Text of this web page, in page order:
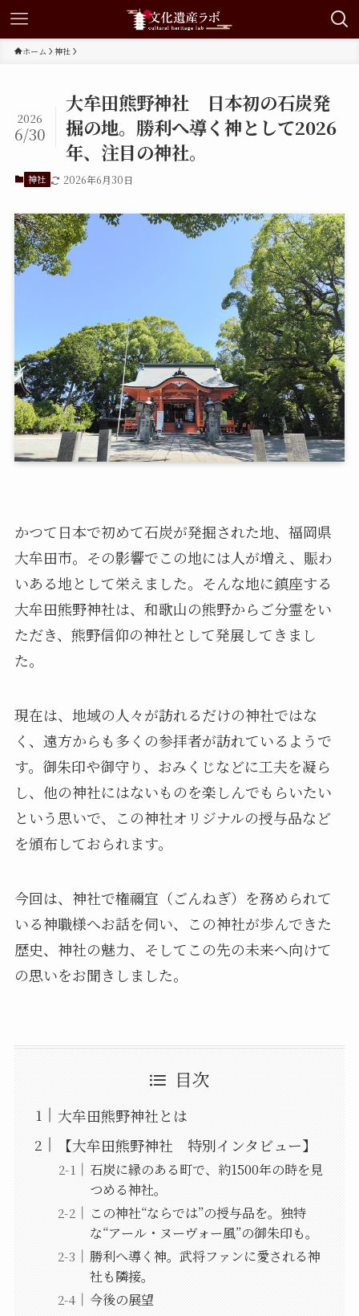
ホーム 神社
大牟田熊野神社 日本初の石炭発
掘の地。勝利へ導く神として2026
年、注目の神社。
2026
6/30
神社 2026年6月30日
かつて日本で初めて石炭が発掘された地、福岡県
大牟田市。その影響でこの地には人が増え、賑わ
いある地として栄えました。そんな地に鎮座する
大牟田熊野神社は、和歌山の熊野からご分霊をい
ただき、熊野信仰の神社として発展してきまし
た。
現在は、地域の人々が訪れるだけの神社ではな
く、遠方からも多くの参拝者が訪れているようで
す。御朱印や御守り、おみくじなどに工夫を凝ら
し、他の神社にはないものを楽しんでもらいたい
という思いで、この神社オリジナルの授与品など
を頒布しておられます。
今回は、神社で権禰宜（ごんねぎ）を務められて
いる神職様へお話を伺い、この神社が歩んできた
歴史、神社の魅力、そしてこの先の未来へ向けて
の思いをお聞きしました。
目次
大牟田熊野神社とは
【大牟田熊野神社 特別インタビュー】
石炭に縁のある町で、約1500年の時を見
つめる神社。
この神社“ならでは”の授与品を。独特
な“アール・ヌーヴォー風”の御朱印も。
勝利へ導く神。武将ファンに愛される神
社も隣接。
今後の展望